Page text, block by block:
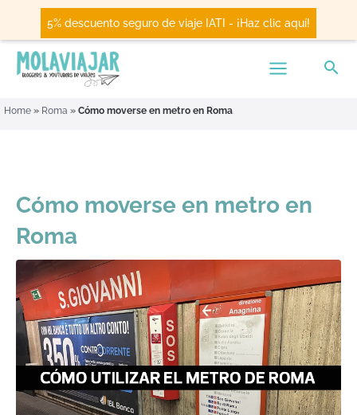
5% descuento seguro de viaje IATI - ¡Haz clic aquí!
Home » Roma » Cómo moverse en metro en Roma
Cómo moverse en metro en
Roma